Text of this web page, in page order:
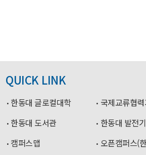
QUICK LINK
한동대 글로컬대학 국제교류협
한동대 도서관
한동대 발전
캠퍼스맵
오픈캠퍼스(